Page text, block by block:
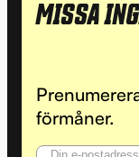
MISSA
förmåner.